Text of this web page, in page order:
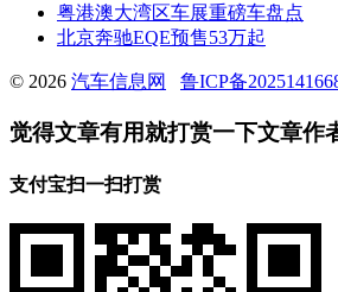
粤港澳大湾区车展重磅车盘点
北京奔驰EQE预售53万起
© 2026 汽车信息网 鲁ICP备
觉得文章有用就打赏一下文章作
支付宝扫一扫打赏